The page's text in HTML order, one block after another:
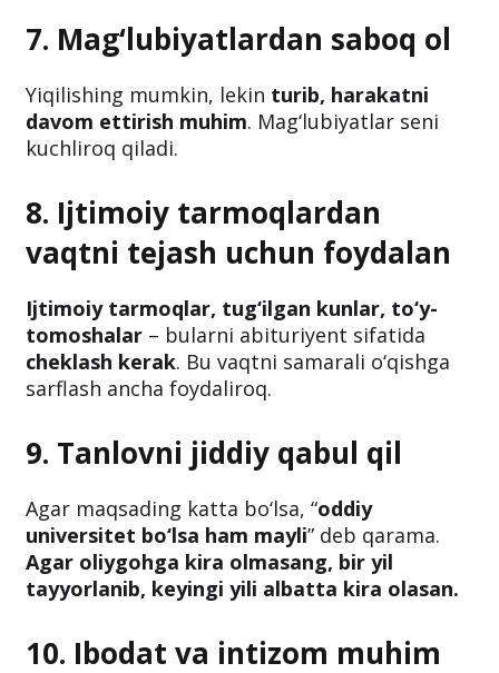
7. Mag‘lubiyatlardan saboq ol
Yiqilishing mumkin, lekin turib, harakatni
davom ettirish muhim. Mag‘lubiyatlar seni
kuchliroq qiladi.
8. Ijtimoiy tarmoqlardan
vaqtni tejash uchun foydalan
Ijtimoiy tarmoqlar, tug‘ilgan kunlar, to‘y-
tomoshalar – bularni abituriyent sifatida
cheklash kerak. Bu vaqtni samarali o‘qishga
sarflash ancha foydaliroq.
9. Tanlovni jiddiy qabul qil
Agar maqsading katta bo‘lsa, “oddiy
universitet bo‘lsa ham mayli” deb qarama.
Agar oliygohga kira olmasang, bir yil
tayyorlanib, keyingi yili albatta kira olasan.
10. Ibodat va intizom muhim